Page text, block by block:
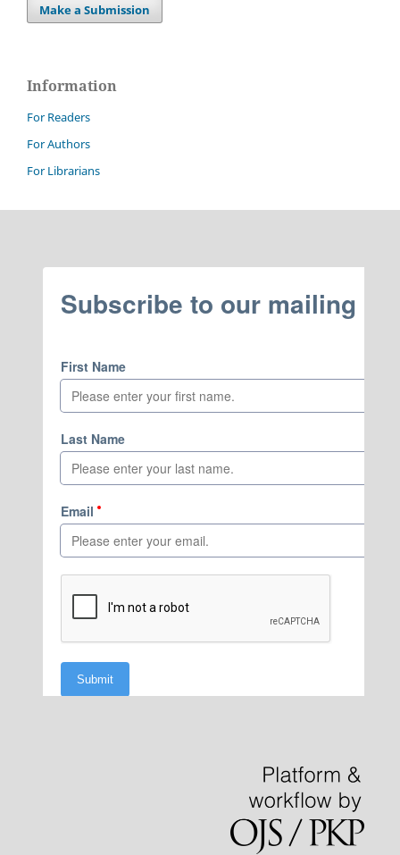
Make a Submission
Information
For Readers
For Authors
For Librarians